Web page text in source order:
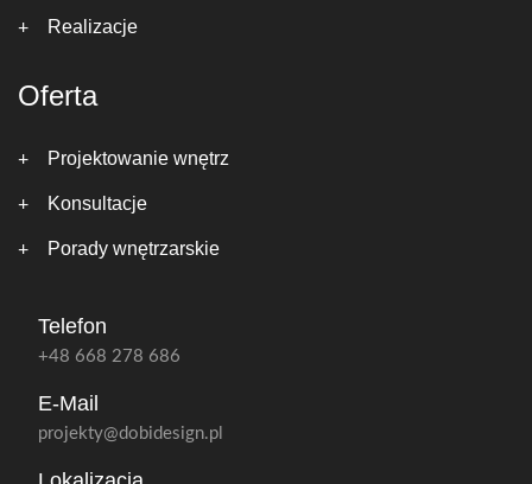
Realizacje
Oferta
Projektowanie wnętrz
Konsultacje
Porady wnętrzarskie
Telefon
+48 668 278 686
E-Mail
projekty@dobidesign.pl